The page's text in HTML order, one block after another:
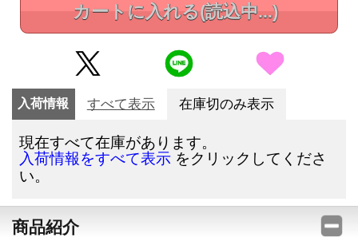
カートに入れる(読込中...)
入荷情報 すべて表示 在庫切のみ表示
現在すべて在庫があります。
入荷情報をすべて表示 をクリックしてくださ
い。
商品紹介